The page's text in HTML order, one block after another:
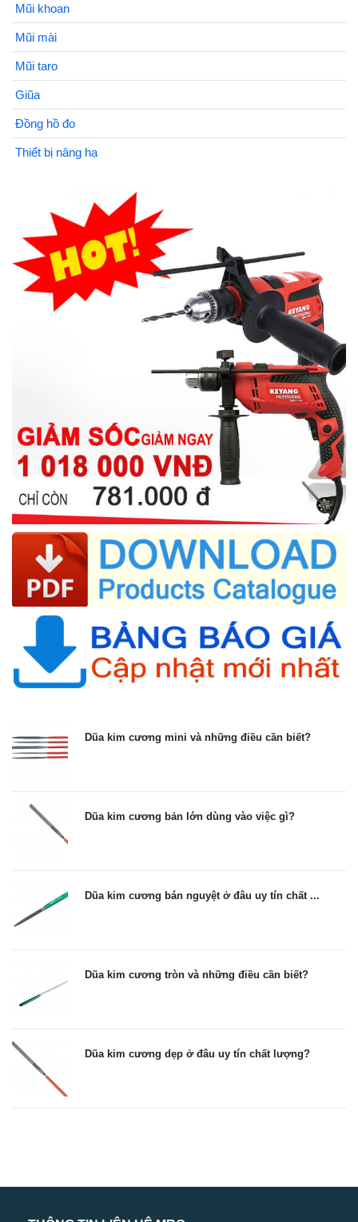
Mũi khoan
Mũi mài
Mũi taro
Giũa
Đồng hồ đo
Thiết bị nâng hạ
Dũa kim cương mini và những điều cần biết?
Dũa kim cương bản lớn dùng vào việc gì?
Dũa kim cương bán nguyệt ở đâu uy tín chất ...
Dũa kim cương tròn và những điều cần biết?
Dũa kim cương dẹp ở đâu uy tín chất lượng?